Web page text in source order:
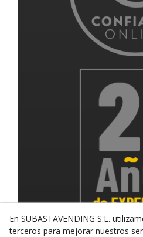
En SUBASTAVENDING S.L.
terceros para mejorar nuestros